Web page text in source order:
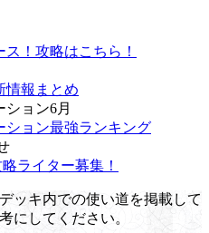
！攻略はこちら！
情報まとめ
ョン6月
ション最強ランキング
ライター募集！
ッキ内での使い道を掲載して
にしてください。